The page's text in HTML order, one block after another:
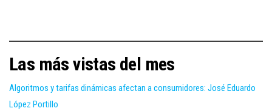
Las más vistas del mes
Algoritmos y tarifas dinámicas afectan a consumidores: José Eduardo
López Portillo